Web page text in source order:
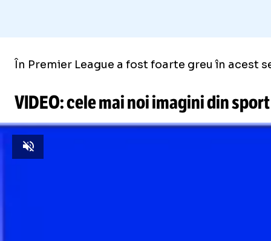
În Premier League a fost foarte greu în acest
VIDEO: cele mai noi imagini din sport
Unmute